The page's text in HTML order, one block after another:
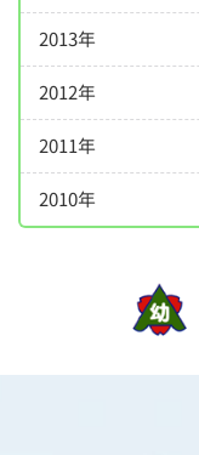
2013年
2012年
2011年
2010年